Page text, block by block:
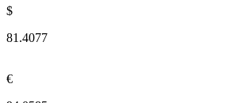
$
81.4077
€